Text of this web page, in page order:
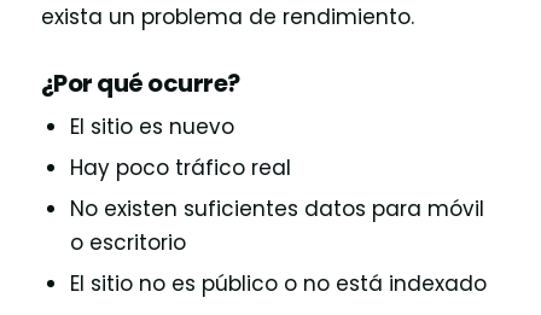
exista un problema de rendimiento.
¿Por qué ocurre?
El sitio es nuevo
Hay poco tráfico real
No existen suficientes datos para móvil
o escritorio
El sitio no es público o no está indexado